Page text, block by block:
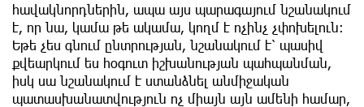
հավակնորդներին, ապա այս պարագայում նշանակում
է, որ նա, կամա թե ակամա, կողմ է ոչինչ չփոխելուն։
Եթե չես գնում ընտրության, նշանակում է՝ պասիվ
քվեարկում ես հօգուտ իշխանության պահպանման,
իսկ սա նշանակում է ստանձնել անմիջական
պատասխանատվություն ոչ միայն այն ամենի համար,